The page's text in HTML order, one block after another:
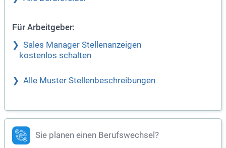
Für Arbeitgeber:
Sales Manager Stellenanzeigen
kostenlos schalten
Alle Muster Stellenbeschreibungen
Sie planen einen Berufswechsel?